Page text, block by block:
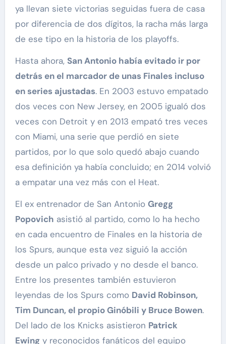
ya llevan siete victorias seguidas fuera de casa
por diferencia de dos dígitos, la racha más larga
de ese tipo en la historia de los playoffs.
Hasta ahora, San Antonio había evitado ir por
detrás en el marcador de unas Finales incluso
en series ajustadas. En 2003 estuvo empatado
dos veces con New Jersey, en 2005 igualó dos
veces con Detroit y en 2013 empató tres veces
con Miami, una serie que perdió en siete
partidos, por lo que solo quedó abajo cuando
esa definición ya había concluido; en 2014 volvió
a empatar una vez más con el Heat.
El ex entrenador de San Antonio Gregg
Popovich asistió al partido, como lo ha hecho
en cada encuentro de Finales en la historia de
los Spurs, aunque esta vez siguió la acción
desde un palco privado y no desde el banco.
Entre los presentes también estuvieron
leyendas de los Spurs como David Robinson,
Tim Duncan, el propio Ginóbili y Bruce Bowen.
Del lado de los Knicks asistieron Patrick
Ewingy reconocidos fanáticos del equipo